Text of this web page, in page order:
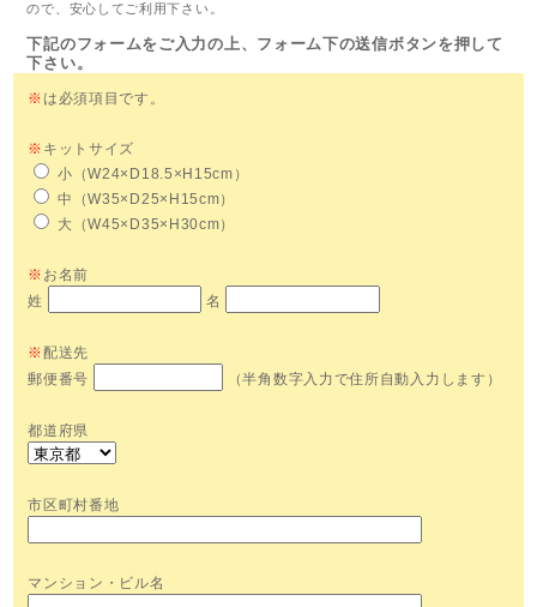
ので、安心してご利用下さい。
下記のフォームをご入力の上、フォーム下の送信ボタンを押して
下さい。
※ は必須項目です。
※ キットサイズ
小（W24×D18.5×H15cm）
中（W35×D25×H15cm）
大（W45×D35×H30cm）
※ お名前
姓
名
※ 配送先
郵便番号
（半角数字入力で住所自動入力します）
都道府県
市区町村番地
マンション・ビル名